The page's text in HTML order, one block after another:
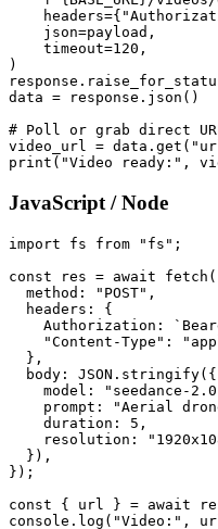
    json=payload,
    timeout=120,
)
data = response.json()
# Poll or grab direct
video_url =
JavaScript / Node
import fs from "fs";
const res = await
  method: "POST",
  headers: {
Authorization:
"Content-Type":
  },
  body: JSON.stringify({
model: "seedance-
prompt: "Aerial
    duration: 5,
resolution:
  }),
});
const { url } = await